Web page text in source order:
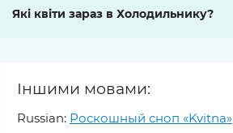
Які квіти зараз в Холодильнику?
Іншими мовами:
Russian: Роскошный сноп «Kvitna»